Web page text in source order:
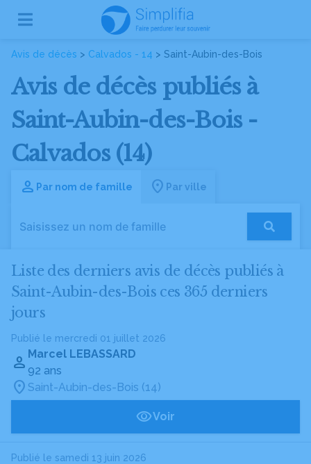
Avis de décès > Calvados - 14 > Saint-Aubin-des-Bois
Avis de décès publiés à
Saint-Aubin-des-Bois -
Calvados (14)
Par nom de famille Par ville
Liste des derniers avis de décès publiés à
Saint-Aubin-des-Bois ces 365 derniers
jours
Publié le mercredi 01 juillet 2026
Marcel LEBASSARD
92 ans
Saint-Aubin-des-Bois (14)
Voir
Publié le samedi 13 juin 2026